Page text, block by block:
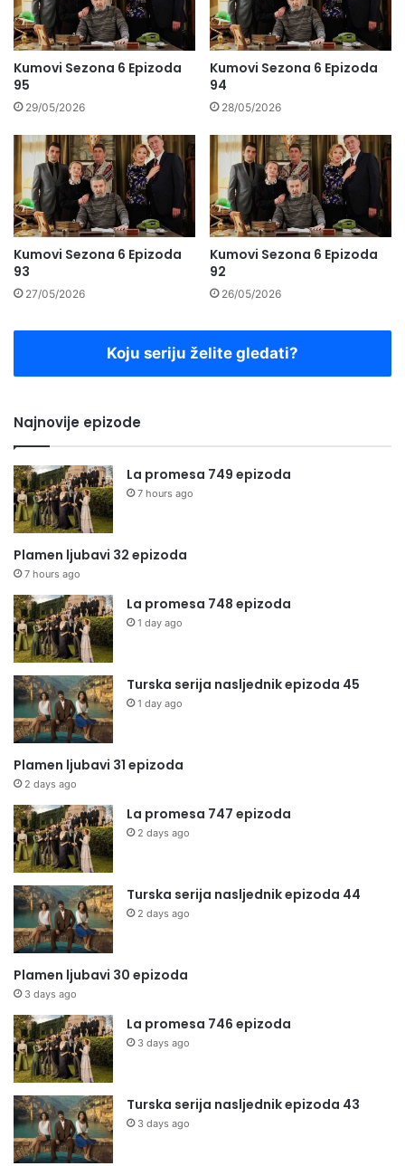
Kumovi Sezona 6 Epizoda
95
29/05/2026
Kumovi Sezona 6 Epizoda
94
28/05/2026
Kumovi Sezona 6 Epizoda
93
27/05/2026
Kumovi Sezona 6 Epizoda
92
26/05/2026
Koju seriju želite gledati?
Najnovije epizode
La promesa 749 epizoda
7 hours ago
Plamen ljubavi 32 epizoda
7 hours ago
La promesa 748 epizoda
1 day ago
Turska serija nasljednik epizoda 45
1 day ago
Plamen ljubavi 31 epizoda
2 days ago
La promesa 747 epizoda
2 days ago
Turska serija nasljednik epizoda 44
2 days ago
Plamen ljubavi 30 epizoda
3 days ago
La promesa 746 epizoda
3 days ago
Turska serija nasljednik epizoda 43
3 days ago